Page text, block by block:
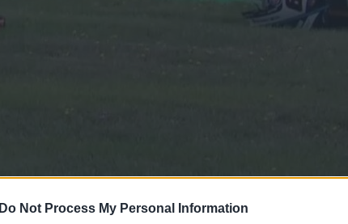
Do Not Process My Personal Information